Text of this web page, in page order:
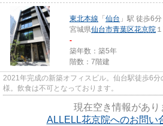
東北本線 「 仙台 」駅 徒歩6分
宮城県仙台市青葉区花京院
-
築年数：築5年
階数：7階建
2021年完成の新築オフィスビル。仙台駅徒歩6
様。飲食は不可となっております。
現在空き情報があり
ALLELL花京院へのお問い